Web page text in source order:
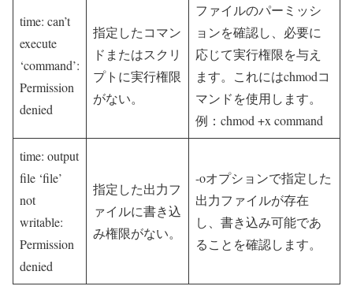
time: can’t
execute
‘command’:
Permission
denied
指定したコマン
ドまたはスクリ
プトに実行権限
がない。
ファイルのパーミッシ
ョンを確認し、必要に
応じて実行権限を与え
ます。これにはchmodコ
マンドを使用します。
例：chmod +x command
time: output
file ‘file’
not
writable:
Permission
denied
指定した出力フ
ァイルに書き込
み権限がない。
-oオプションで指定した
出力ファイルが存在
し、書き込み可能であ
ることを確認します。